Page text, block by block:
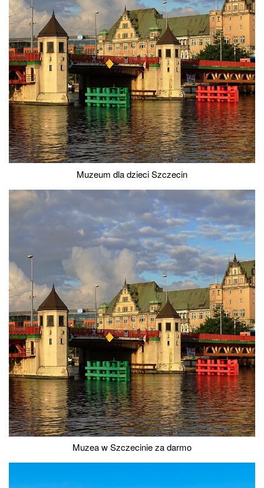
Muzeum dla dzieci Szczecin
Muzea w Szczecinie za darmo